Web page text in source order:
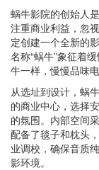
蜗牛影院的创始人
注重商业利益，忽
定创建一个全新的
名称“蜗牛”象征着
牛一样，慢慢品味
从选址到设计，蜗
的商业中心，选择
的氛围。内部空间
配备了毯子和枕头
业调校，确保音质
影环境。